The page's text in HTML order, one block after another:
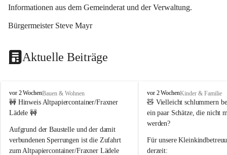
Informationen aus dem Gemeinderat und der Verwaltung.
Bürgermeister Steve Mayr
Aktuelle Beiträge
F
r
a
e
r
n
vor 2 WochenBauen & Wohnen
🚧 Hinweis Altpapiercontainer/Fraxner
Lädele 🚧
Aufgrund der Baustelle und der damit
verbundenen Sperrungen ist die Zufahrt
zum Altpapiercontainer/Fraxner Lädele
F
r
a
x
r
n
vor 2 WochenKinder & Familie
🧸 Vielleicht schlummern
ein paar Schätze, die nicht
werden?
Für unsere
derzeit: